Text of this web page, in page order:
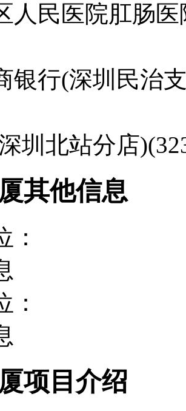
人民医院肛肠医
银行(深圳民治
圳北站分店
其他信息
：
：
项目介绍